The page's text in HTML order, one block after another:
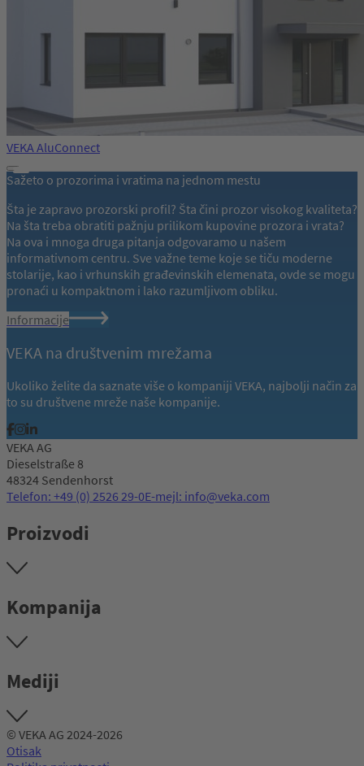
VEKA AluConnect
Sažeto o prozorima i vratima na jednom mestu
Šta je zapravo prozorski profil? Šta čini prozor visokog kvaliteta?
Na šta treba obratiti pažnju prilikom kupovine prozora i vrata?
Na ova i mnoga druga pitanja odgovaramo u našem
informativnom centru. Sve važne teme koje se tiču moderne
stolarije, kao i vrhunskih građevinskih elemenata, ovde se mogu
pronaći u kompaktnom i lako razumljivom obliku.
Informacije
VEKA na društvenim mrežama
Ukoliko želite da saznate više o kompaniji VEKA, najbolji način za
to su društvene mreže naše kompanije.
VEKA AG
Dieselstraße 8
48324 Sendenhorst
Telefon: +49 (0) 2526 29-0E-mejl: info@veka.com
Proizvodi
Kompanija
Mediji
© VEKA AG 2024-2026
Otisak